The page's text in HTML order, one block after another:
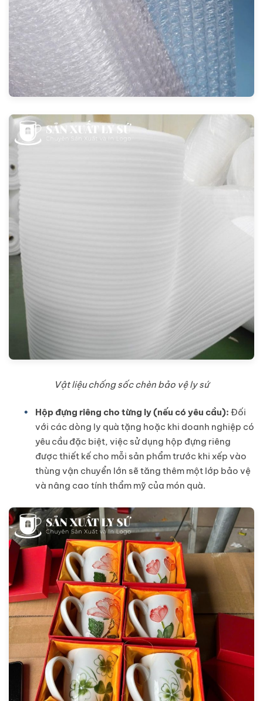
Vật liệu chống sốc chèn bảo vệ ly sứ
Hộp đựng riêng cho từng ly (nếu có yêu cầu): Đối
với các dòng ly quà tặng hoặc khi doanh nghiệp có
yêu cầu đặc biệt, việc sử dụng hộp đựng riêng
được thiết kế cho mỗi sản phẩm trước khi xếp vào
thùng vận chuyển lớn sẽ tăng thêm một lớp bảo vệ
và nâng cao tính thẩm mỹ của món quà.